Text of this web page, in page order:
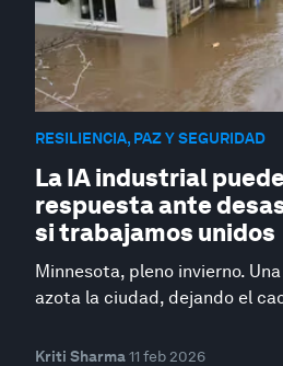
RESILIENCIA, PAZ Y SEGURIDAD
La IA industrial
respuesta ante
si trabajamos unidos
Minnesota, pleno invierno.
azota la ciudad, dejando el
Kriti Sharma11 feb 2026